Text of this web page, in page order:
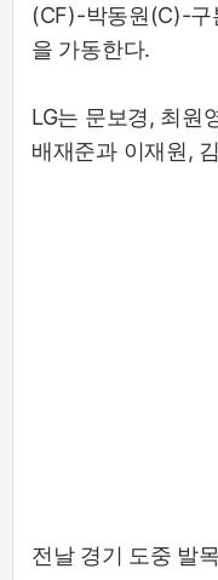
(CF)-박동원(C)-구
을 가동한다.
LG는 문보경, 최원
배재준과 이재원,
전날 경기 도중 발